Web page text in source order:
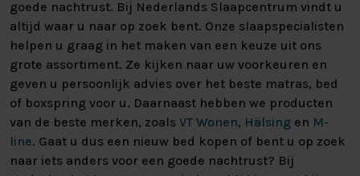
goede nachtrust. Bij Nederlands Slaapcentrum vindt u
altijd waar u naar op zoek bent. Onze slaapspecialisten
helpen u graag in het maken van een keuze uit ons
grote assortiment. Ze kijken naar uw voorkeuren en
geven u persoonlijk advies over het beste matras, bed
of boxspring voor u. Daarnaast hebben we producten
van de beste merken, zoals VT Wonen, Hälsing en M-
line. Gaat u dus een nieuw bed kopen of bent u op zoek
naar iets anders voor een goede nachtrust? Bij